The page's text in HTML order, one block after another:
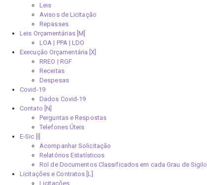
Leis
Avisos de Licitação
Repasses
Leis Orçamentárias [M]
LOA | PPA | LDO
Execução Orçamentária [X]
RREO | RGF
Receitas
Despesas
Covid-19
Dados Covid-19
Contato [N]
Perguntas e Respostas
Telefones Úteis
E-Sic [I]
Acompanhar Solicitação
Relatórios Estatísticos
Rol de Documentos Classificados em cada Grau de Sigilo
Licitações e Contratos [L]
Licitações